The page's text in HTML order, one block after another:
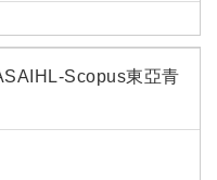
Scopus東亞青